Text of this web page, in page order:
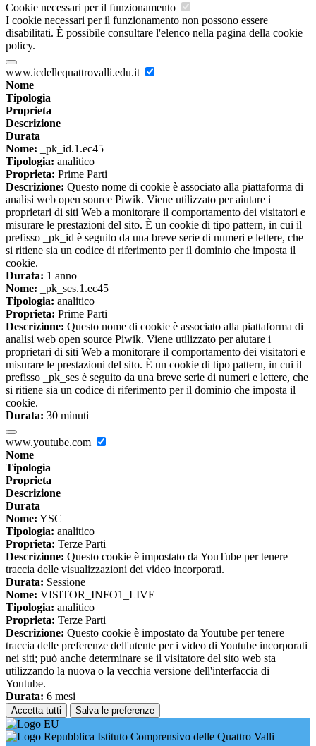
Cookie necessari per il funzionamento
I cookie necessari per il funzionamento non possono essere
disabilitati. È possibile consultare l'elenco nella pagina della cookie
policy.
www.icdellequattrovalli.edu.it
Nome
Tipologia
Proprieta
Descrizione
Durata
Nome: _pk_id.1.ec45
Tipologia: analitico
Proprieta: Prime Parti
Descrizione: Questo nome di cookie è associato alla piattaforma di
analisi web open source Piwik. Viene utilizzato per aiutare i
proprietari di siti Web a monitorare il comportamento dei visitatori e
misurare le prestazioni del sito. È un cookie di tipo pattern, in cui il
prefisso _pk_id è seguito da una breve serie di numeri e lettere, che
si ritiene sia un codice di riferimento per il dominio che imposta il
cookie.
Durata: 1 anno
Nome: _pk_ses.1.ec45
Tipologia: analitico
Proprieta: Prime Parti
Descrizione: Questo nome di cookie è associato alla piattaforma di
analisi web open source Piwik. Viene utilizzato per aiutare i
proprietari di siti Web a monitorare il comportamento dei visitatori e
misurare le prestazioni del sito. È un cookie di tipo pattern, in cui il
prefisso _pk_ses è seguito da una breve serie di numeri e lettere, che
si ritiene sia un codice di riferimento per il dominio che imposta il
cookie.
Durata: 30 minuti
www.youtube.com
Nome
Tipologia
Proprieta
Descrizione
Durata
Nome: YSC
Tipologia: analitico
Proprieta: Terze Parti
Descrizione: Questo cookie è impostato da YouTube per tenere
traccia delle visualizzazioni dei video incorporati.
Durata: Sessione
Nome: VISITOR_INFO1_LIVE
Tipologia: analitico
Proprieta: Terze Parti
Descrizione: Questo cookie è impostato da Youtube per tenere
traccia delle preferenze dell'utente per i video di Youtube incorporati
nei siti; può anche determinare se il visitatore del sito web sta
utilizzando la nuova o la vecchia versione dell'interfaccia di
Youtube.
Durata: 6 mesi
Accetta tutti Salva le preferenze
Istituto Comprensivo delle Quattro Valli